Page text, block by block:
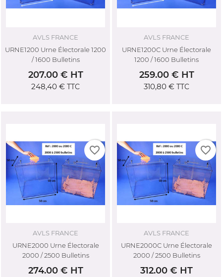
AVLS FRANCE
URNE1200 Urne Électorale 1200
/ 1600 Bulletins
207.00 € HT
248,40 € TTC
AVLS FRANCE
URNE1200C Urne Électorale
1200 / 1600 Bulletins
259.00 € HT
310,80 € TTC
AVLS FRANCE
URNE2000 Urne Électorale
2000 / 2500 Bulletins
274.00 € HT
favorite_border
AVLS FRANCE
URNE2000C Urne Électorale
2000 / 2500 Bulletins
312.00 € HT
favorite_border
AJOUTER À MA LISTE D'ENVIES
((MODALTITLE))
CRÉER UNE LISTE D'ENVIES
NOM DE LA LISTE D'ENVIES
CONNEXION
à votre liste d'envies.